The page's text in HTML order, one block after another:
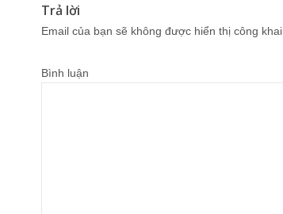
Trả lời
Email của bạn sẽ không được hiển thị công khai.
Bình luận